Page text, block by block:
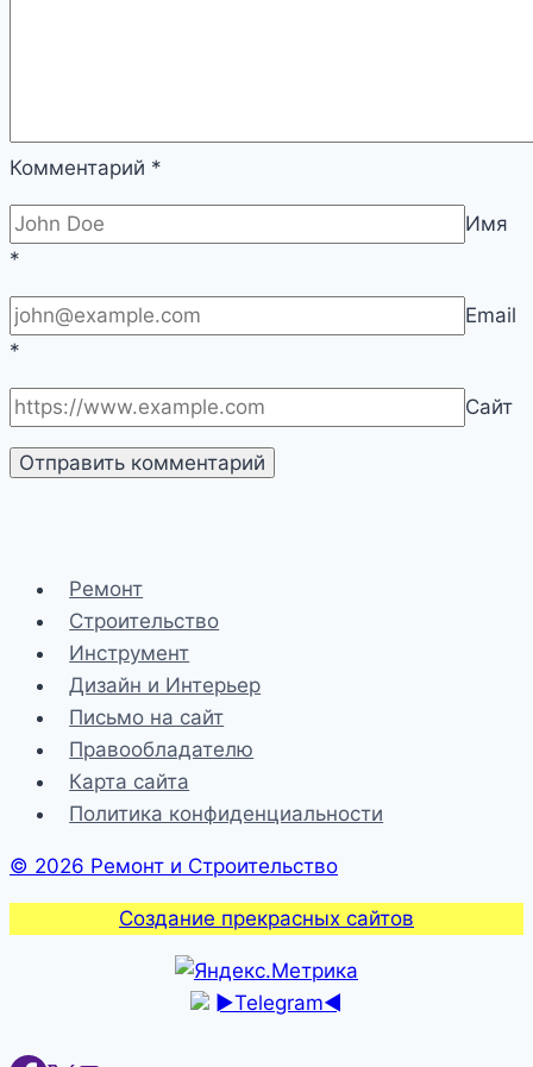
Комментарий *
Имя
*
Email
*
Сайт
Ремонт
Строительство
Инструмент
Дизайн и Интерьер
Письмо на сайт
Правообладателю
Карта сайта
Политика конфиденциальности
© 2026 Ремонт и Строительство
Создание прекрасных сайтов
►Telegram◄